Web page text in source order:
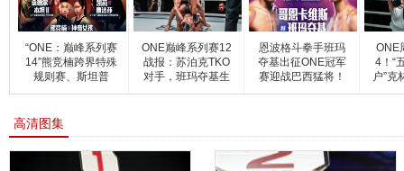
“ONE：巅峰系列赛
14”熊竞楠跨界特殊
规则赛、斯坦普
ONE巅峰系列赛12
战报：苏泊克TKO
对手，班玛夺基生
日获胜
恩波格斗拳手班玛
夺基出征ONE冠军
赛迎战巴西猛将！
ONE
4！“
户”克
高清图集